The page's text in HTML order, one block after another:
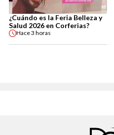
¿Cuándo es la Feria Belleza y
Salud 2026 en Corferias?
Hace3 horas